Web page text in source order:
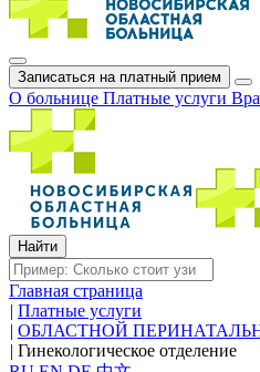
Записаться на платный прием
О больнице Платные услуги
Главная страница
| Платные услуги
| ОБЛАСТНОЙ
| Гинекологическое отделение